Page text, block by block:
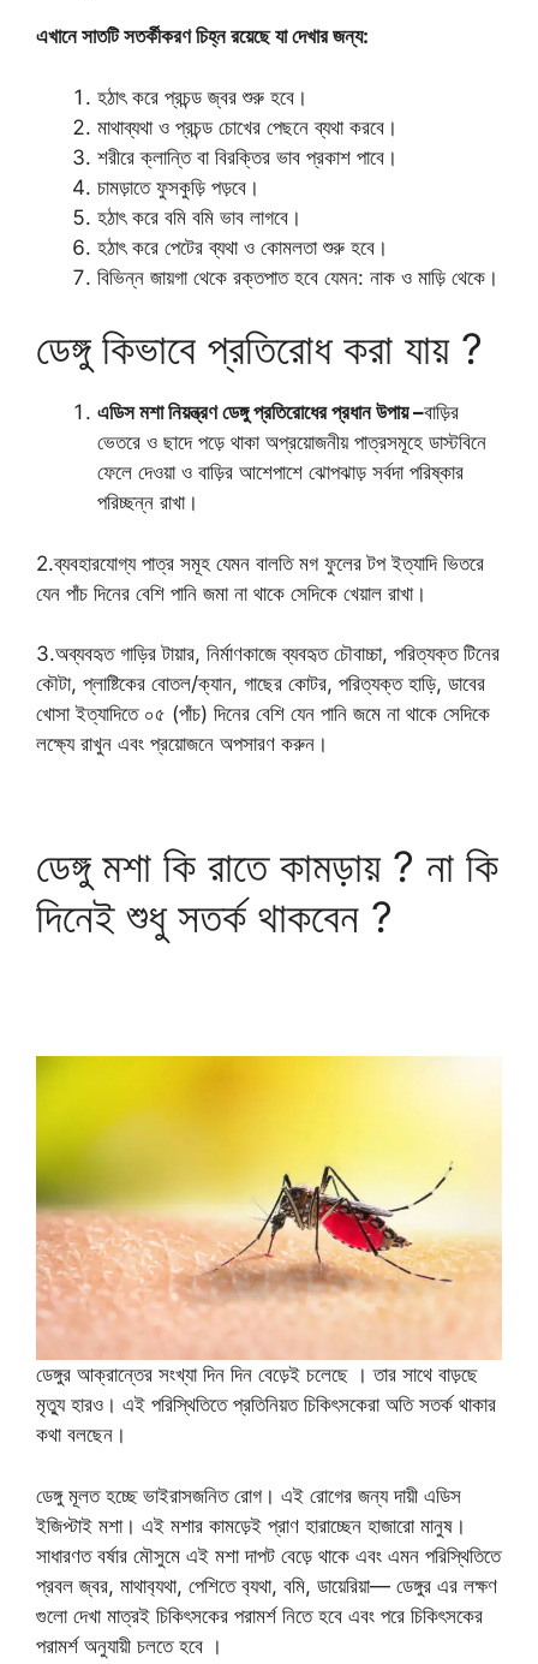
এখানে সাতটি সতর্কীকরণ চিহ্ন রয়েছে যা দেখার জন্য:
হঠাৎ করে প্রচন্ড জ্বর শুরু হবে।
মাথাব্যথা ও প্রচন্ড চোখের পেছনে ব্যথা করবে।
শরীরে ক্লান্তি বা বিরক্তির ভাব প্রকাশ পাবে।
চামড়াতে ফুসকুড়ি পড়বে।
হঠাৎ করে বমি বমি ভাব লাগবে।
হঠাৎ করে পেটের ব্যথা ও কোমলতা শুরু হবে।
বিভিন্ন জায়গা থেকে রক্তপাত হবে যেমন: নাক ও মাড়ি থেকে।
ডেঙ্গু কিভাবে প্রতিরোধ করা যায় ?
এডিস মশা নিয়ন্ত্রণ ডেঙ্গু প্রতিরোধের প্রধান উপায় –বাড়ির
ভেতরে ও ছাদে পড়ে থাকা অপ্রয়োজনীয় পাত্রসমূহে ডাস্টবিনে
ফেলে দেওয়া ও বাড়ির আশেপাশে ঝোপঝাড় সর্বদা পরিষ্কার
পরিচ্ছন্ন রাখা।
2.ব্যবহারযোগ্য পাত্র সমূহ যেমন বালতি মগ ফুলের টপ ইত্যাদি ভিতরে
যেন পাঁচ দিনের বেশি পানি জমা না থাকে সেদিকে খেয়াল রাখা।
3.অব্যবহৃত গাড়ির টায়ার, নির্মাণকাজে ব্যবহৃত চৌবাচ্চা, পরিত্যক্ত টিনের
কৌটা, প্লাষ্টিকের বোতল/ক্যান, গাছের কোটর, পরিত্যক্ত হাড়ি, ডাবের
খোসা ইত্যাদিতে ০৫ (পাঁচ) দিনের বেশি যেন পানি জমে না থাকে সেদিকে
লক্ষ্যে রাখুন এবং প্রয়োজনে অপসারণ করুন।
ডেঙ্গু মশা কি রাতে কামড়ায় ? না কি
দিনেই শুধু সতর্ক থাকবেন ?
ডেঙ্গুর আক্রান্তের সংখ্যা দিন দিন বেড়েই চলেছে । তার সাথে বাড়ছে
মৃত্যু হারও। এই পরিস্থিতিতে প্রতিনিয়ত চিকিৎসকেরা অতি সতর্ক থাকার
কথা বলছেন।
ডেঙ্গু মূলত হচ্ছে ভাইরাসজনিত রোগ। এই রোগের জন্য দায়ী এডিস
ইজিপ্টাই মশা। এই মশার কামড়েই প্রাণ হারাচ্ছেন হাজারো মানুষ।
সাধারণত বর্ষার মৌসুমে এই মশা দাপট বেড়ে থাকে এবং এমন পরিস্থিতিতে
প্রবল জ্বর, মাথাব‍্যথা, পেশিতে ব‍্যথা, বমি, ডায়েরিয়া— ডেঙ্গুর এর লক্ষণ
গুলো দেখা মাত্রই চিকিৎসকের পরামর্শ নিতে হবে এবং পরে চিকিৎসকের
পরামর্শ অনুযায়ী চলতে হবে ।